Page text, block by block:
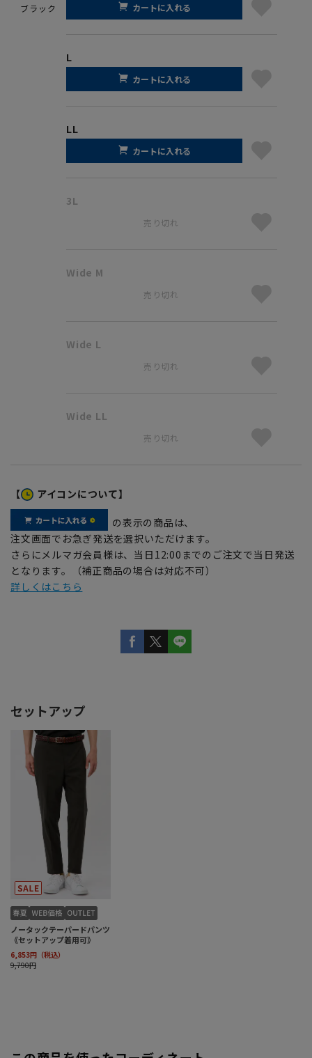
ブラック カートに入れる
L
カートに入れる
LL
カートに入れる
3L
売り切れ
Wide M
売り切れ
Wide L
売り切れ
Wide LL
売り切れ
【 アイコンについて】
の表示の商品は、
注文画面でお急ぎ発送を選択いただけます。
さらにメルマガ会員様は、当日12:00までのご注文で当日発送
となります。（補正商品の場合は対応不可）
詳しくはこちら